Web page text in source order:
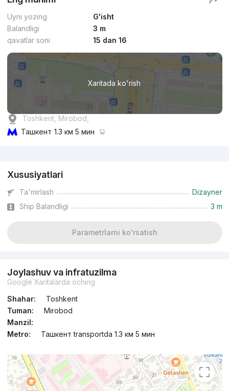
Uyni yozing
G'isht
Balandligi
3 m
qavatlar soni
15 dan 16
Xaritada ko'rish
Toshkent, Mirobod,
Ташкент 1.3 км 5 мин
Xususiyatlari
Ta'mirlash
Dizayner
Ship Balandligi
3 m
Parametrlarni ko'rsatish
Joylashuv va infratuzilma
Google Xaritalarda oching
Shahar:
Toshkent
Tuman:
Mirobod
Manzil:
Metro:
Ташкент transportda 1.3 км 5 мин